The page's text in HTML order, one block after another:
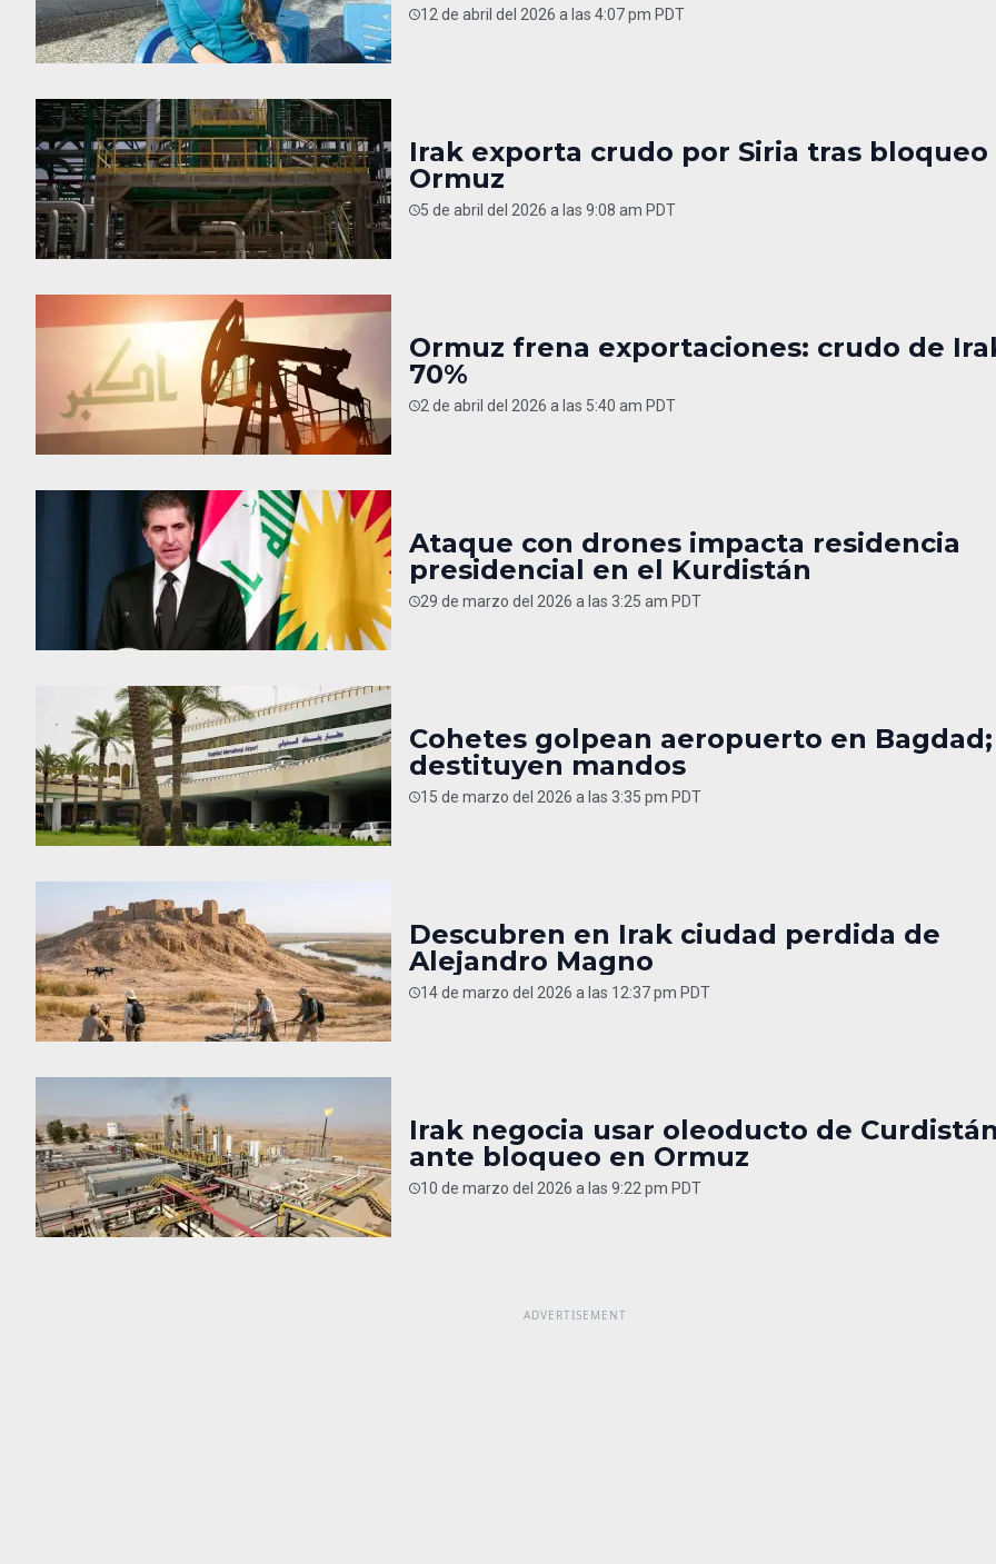
12 de abril del 2026 a las 4:07 pm PDT
Irak exporta crudo por Siria tras bloqueo
Ormuz
5 de abril del 2026 a las 9:08 am PDT
Ormuz frena exportaciones: crudo de
70%
2 de abril del 2026 a las 5:40 am PDT
Ataque con drones impacta residencia
presidencial en el Kurdistán
29 de marzo del 2026 a las 3:25 am PDT
Cohetes golpean aeropuerto en Bagdad;
destituyen mandos
15 de marzo del 2026 a las 3:35 pm PDT
Descubren en Irak ciudad perdida de
Alejandro Magno
14 de marzo del 2026 a las 12:37 pm PDT
Irak negocia usar oleoducto de
ante bloqueo en Ormuz
10 de marzo del 2026 a las 9:22 pm PDT